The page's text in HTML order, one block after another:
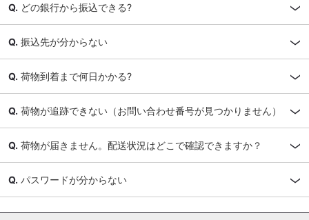
どの銀行から振込できる?
振込先が分からない
荷物到着まで何日かかる?
荷物が追跡できない（お問い合わせ番号が見つかりません）
荷物が届きません。配送状況はどこで確認できますか？
パスワードが分からない